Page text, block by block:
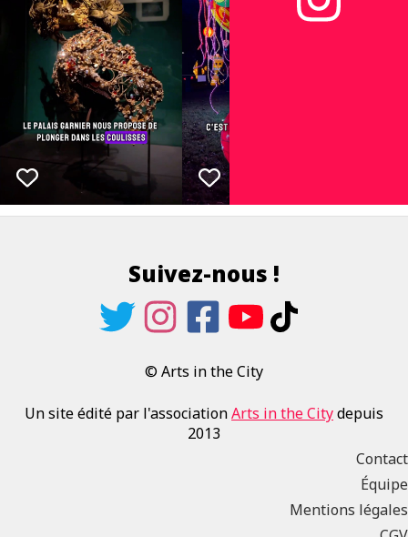
Suivez-nous !
© Arts in the City
Un site édité par l'associationArts in the Citydepuis
2013
Contact
Équipe
Mentions légales